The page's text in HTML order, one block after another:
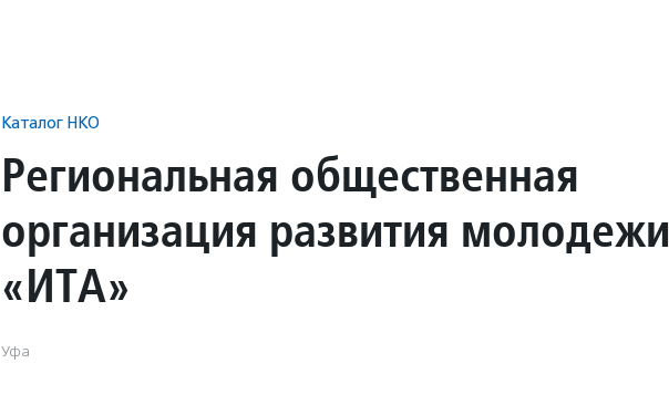
Каталог НКО
Региональная общественная
организация развития молодежи
«ИТА»
Уфа